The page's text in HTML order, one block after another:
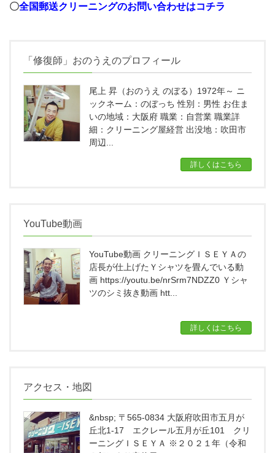
〇全国郵送クリーニングのお問い合わせはコチラ
「修復師」おのうえのプロフィール
尾上 昇（おのうえ のぼる）1972年～ ニ
ックネーム：のぼっち 性別：男性 お住ま
いの地域：大阪府 職業：自営業 職業詳
細：クリーニング屋経営 出没地：吹田市
周辺...
詳しくはこちら
YouTube動画
YouTube動画 クリーニングＩＳＥＹＡの
店長が仕上げたＹシャツを畳んでいる動
画 https://youtu.be/nrSrm7NDZZ0 Ｙシャ
ツのシミ抜き動画 htt...
詳しくはこちら
アクセス・地図
&nbsp; 〒565-0834 大阪府吹田市五月が
丘北1-17 エクレール五月が丘101 クリ
ーニングＩＳＥＹＡ ※２０２１年（令和